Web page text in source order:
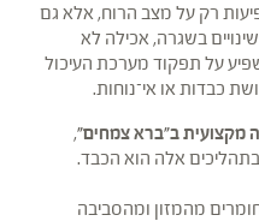
רק על מצב הרוח, אלא גם
בשגרה, אכילה לא
על תפקוד מערכת העיכול
כבדות או אי־נוחות.
מקצועית ב"ברא צמחים",
אלה הוא הכבד.
מהמזון ומהסביבה